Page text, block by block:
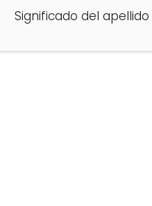
Significado del